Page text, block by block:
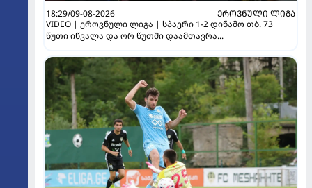
18:29/09-08-2026
ᲔᲠᲝᲕᲜᲣᲚᲘ ᲚᲘᲒᲐ
VIDEO | ეროვნული ლიგა | სპაერი 1-2 დინამო თბ. 73
წუთი იწვალა და ორ წუთში დაამთავრა...